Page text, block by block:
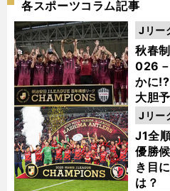
各スポーツコラム記事
秋春
026
かに
大胆
Jリー
J1全
優勝
き目
は？
Jリー